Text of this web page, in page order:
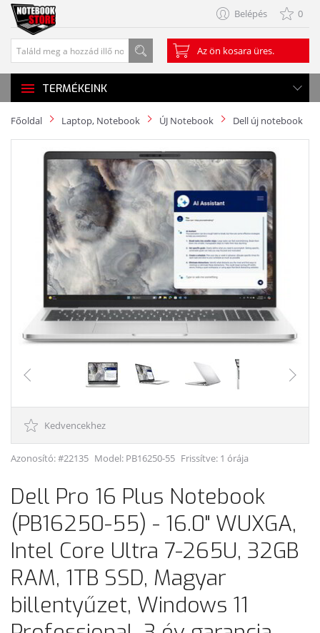
Belépés 0
Az ön kosara üres.
TERMÉKEINK
Főoldal Laptop, Notebook ÚJ Notebook Dell új notebook
Kedvencekhez
Azonosító: #22135 Model: PB16250-55 Frissítve: 1 órája
Dell Pro 16 Plus Notebook
(PB16250-55) - 16.0" WUXGA,
Intel Core Ultra 7-265U, 32GB
RAM, 1TB SSD, Magyar
billentyűzet, Windows 11